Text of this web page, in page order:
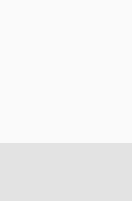
slide
carousel slide